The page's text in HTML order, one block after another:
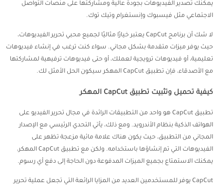
يمكنك تصدير الفيديوهات بجودة عالية ومشاركتها على منصات التواصل
الاجتماعي مثل فيسبوك وإنستغرام وتيك توك.
لا شك أن برنامج CapCut يعتبر خيارًا مثاليًا لجميع محبي تحرير الفيديوهات،
حيث يوفر ميزات متقدمة بشكل مجاني. سواء كنت ترغب في إنشاء فيديوهات
تعليمية، أو فيديوهات ترويجية لعملك، أو حتى فيديوهات ترفيهية لمشاركتها
مع الأصدقاء، فإن تطبيق CapCut المهكر سيكون الحل الأمثل لك.
كيفية تحميل وتثبيت تطبيق CapCut المهكر
تطبيق CapCut هو واحد من التطبيقات الرائدة في مجال تحرير الفيديو على
الهواتف الذكية بنظام الأندرويد. ومع ذلك، يأتي التحدي الرئيسي مع الإصدار
المجاني من التطبيق، حيث يكون هناك علامة مائية مزعجة تظهر على
الفيديوهات التي تم إنشاؤها باستخدامه. ولكن مع تطبيق CapCut المهكر،
يمكنك الاستمتاع بجميع الميزات المدفوعة دون الحاجة إلى دفع أي رسوم.
CapCut يوفر للمستخدمين العديد من المزايا الرائعة التي تجعل عملية تحرير